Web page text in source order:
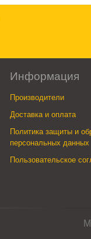
Информация
Производители
Доставка и оплата
Политика защиты и
персональных данных
Пользовательское